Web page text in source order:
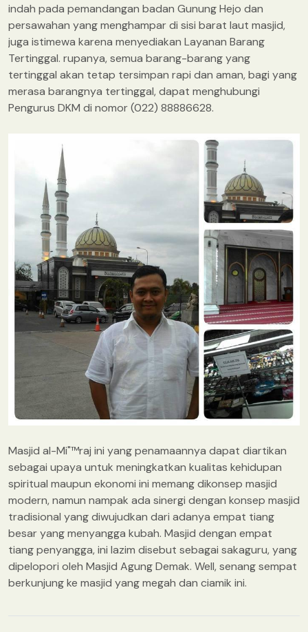
indah pada pemandangan badan Gunung Hejo dan
persawahan yang menghampar di sisi barat laut masjid,
juga istimewa karena menyediakan Layanan Barang
Tertinggal. rupanya, semua barang-barang yang
tertinggal akan tetap tersimpan rapi dan aman, bagi yang
merasa barangnya tertinggal, dapat menghubungi
Pengurus DKM di nomor (022) 88886628.
Masjid al-Mi"™raj ini yang penamaannya dapat diartikan
sebagai upaya untuk meningkatkan kualitas kehidupan
spiritual maupun ekonomi ini memang dikonsep masjid
modern, namun nampak ada sinergi dengan konsep masjid
tradisional yang diwujudkan dari adanya empat tiang
besar yang menyangga kubah. Masjid dengan empat
tiang penyangga, ini lazim disebut sebagai sakaguru, yang
dipelopori oleh Masjid Agung Demak. Well, senang sempat
berkunjung ke masjid yang megah dan ciamik ini.